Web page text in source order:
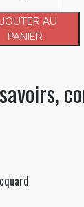
AU
PANIER